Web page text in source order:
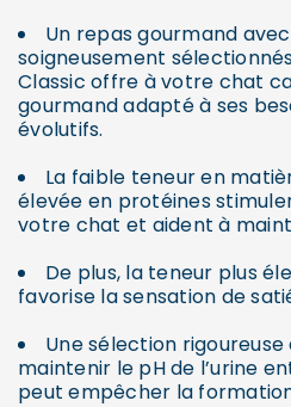
Un repas gourmand
soigneusement
Classic offre à votre chat
gourmand adapté à ses
évolutifs.
La faible teneur en
élevée en protéines
votre chat et aident à
De plus, la teneur plus
favorise la sensation de
Une sélection
maintenir le pH de l’urine
peut empêcher la